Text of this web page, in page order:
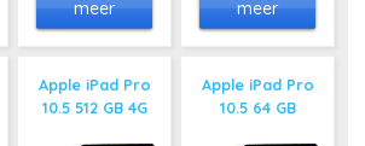
meer meer
Apple iPad Pro
10.5 512 GB 4G
Apple iPad Pro
10.5 64 GB